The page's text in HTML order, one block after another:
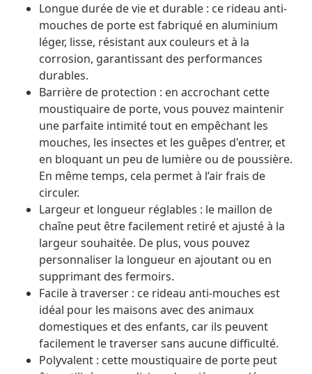
Longue durée de vie et durable : ce rideau anti-
mouches de porte est fabriqué en aluminium
léger, lisse, résistant aux couleurs et à la
corrosion, garantissant des performances
durables.
Barrière de protection : en accrochant cette
moustiquaire de porte, vous pouvez maintenir
une parfaite intimité tout en empêchant les
mouches, les insectes et les guêpes d'entrer, et
en bloquant un peu de lumière ou de poussière.
En même temps, cela permet à l’air frais de
circuler.
Largeur et longueur réglables : le maillon de
chaîne peut être facilement retiré et ajusté à la
largeur souhaitée. De plus, vous pouvez
personnaliser la longueur en ajoutant ou en
supprimant des fermoirs.
Facile à traverser : ce rideau anti-mouches est
idéal pour les maisons avec des animaux
domestiques et des enfants, car ils peuvent
facilement le traverser sans aucune difficulté.
Polyvalent : cette moustiquaire de porte peut